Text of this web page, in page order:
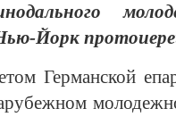
Йорк
Германской